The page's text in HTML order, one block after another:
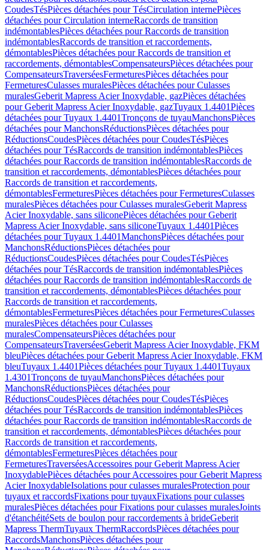
CoudesTésPièces détachées pour TésCirculation internePièces
détachées pour Circulation interneRaccords de transition
indémontablesPièces détachées pour Raccords de transition
indémontablesRaccords de transition et raccordements,
démontablesPièces détachées pour Raccords de transition et
raccordements, démontablesCompensateursPièces détachées pour
CompensateursTraverséesFermeturesPièces détachées pour
FermeturesCulasses muralesPièces détachées pour Culasses
muralesGeberit Mapress Acier Inoxydable, gazPièces détachées
pour Geberit Mapress Acier Inoxydable, gazTuyaux 1.4401Pièces
détachées pour Tuyaux 1.4401Tronçons de tuyauManchonsPièces
détachées pour ManchonsRéductionsPièces détachées pour
RéductionsCoudesPièces détachées pour CoudesTésPièces
détachées pour TésRaccords de transition indémontablesPièces
détachées pour Raccords de transition indémontablesRaccords de
transition et raccordements, démontablesPièces détachées pour
Raccords de transition et raccordements,
démontablesFermeturesPièces détachées pour FermeturesCulasses
muralesPièces détachées pour Culasses muralesGeberit Mapress
Acier Inoxydable, sans siliconePièces détachées pour Geberit
Mapress Acier Inoxydable, sans siliconeTuyaux 1.4401Pièces
détachées pour Tuyaux 1.4401ManchonsPièces détachées pour
ManchonsRéductionsPièces détachées pour
RéductionsCoudesPièces détachées pour CoudesTésPièces
détachées pour TésRaccords de transition indémontablesPièces
détachées pour Raccords de transition indémontablesRaccords de
transition et raccordements, démontablesPièces détachées pour
Raccords de transition et raccordements,
démontablesFermeturesPièces détachées pour FermeturesCulasses
muralesPièces détachées pour Culasses
muralesCompensateursPièces détachées pour
CompensateursTraverséesGeberit Mapress Acier Inoxydable, FKM
bleuPièces détachées pour Geberit Mapress Acier Inoxydable, FKM
bleuTuyaux 1.4401Pièces détachées pour Tuyaux 1.4401Tuyaux
1.4301Tronçons de tuyauManchonsPièces détachées pour
ManchonsRéductionsPièces détachées pour
RéductionsCoudesPièces détachées pour CoudesTésPièces
détachées pour TésRaccords de transition indémontablesPièces
détachées pour Raccords de transition indémontablesRaccords de
transition et raccordements, démontablesPièces détachées pour
Raccords de transition et raccordements,
démontablesFermeturesPièces détachées pour
FermeturesTraverséesAccessoires pour Geberit Mapress Acier
InoxydablePièces détachées pour Accessoires pour Geberit Mapress
Acier InoxydableIsolations pour culasses muralesProtection pour
tuyaux et raccordsFixations pour tuyauxFixations pour culasses
muralesPièces détachées pour Fixations pour culasses muralesJoints
d'étanchéitéSets de boulon pour raccordements à brideGeberit
Mapress ThermTuyaux ThermRaccordsPièces détachées pour
RaccordsManchonsPièces détachées pour